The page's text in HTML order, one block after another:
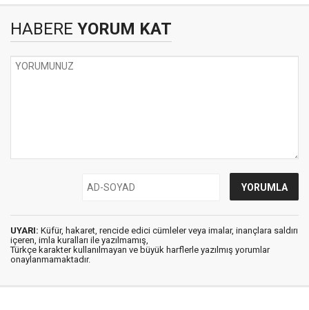
HABERE YORUM KAT
UYARI: Küfür, hakaret, rencide edici cümleler veya imalar, inançlara saldırı
içeren, imla kuralları ile yazılmamış,
Türkçe karakter kullanılmayan ve büyük harflerle yazılmış yorumlar
onaylanmamaktadır.